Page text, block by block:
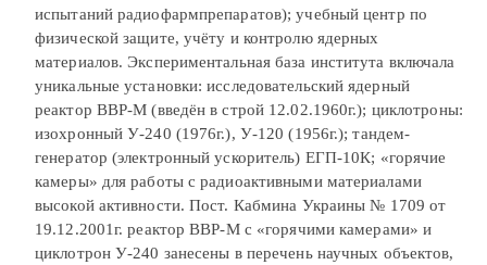
испытаний радиофармпрепаратов); учебный центр по
физической защите, учёту и контролю ядерных
материалов. Экспериментальная база института включала
уникальные установки: исследовательский ядерный
реактор ВВР-М (введён в строй 12.02.1960г.); циклотроны:
изохронный У-240 (1976г.), У-120 (1956г.); тандем-
генератор (электронный ускоритель) ЕГП-10К; «горячие
камеры» для работы с радиоактивными материалами
высокой активности. Пост. Кабмина Украины № 1709 от
19.12.2001г. реактор ВВР-М с «горячими камерами» и
циклотрон У-240 занесены в перечень научных объектов,